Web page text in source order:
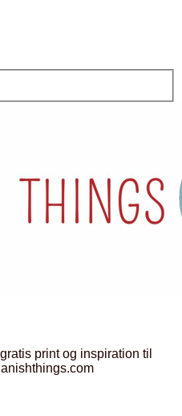
print og inspiration til